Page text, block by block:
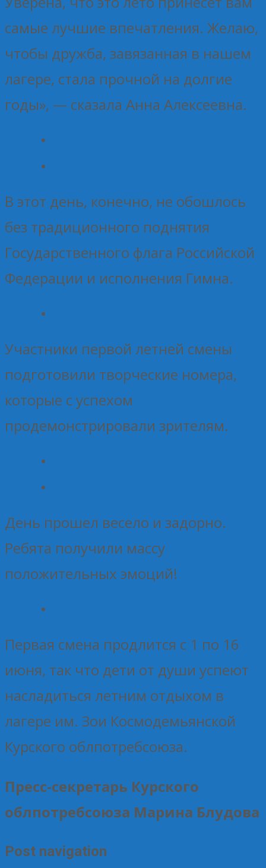
самые лучшие впечатления. Желаю,
чтобы дружба, завязанная в нашем
лагере, стала прочной на долгие
годы», — сказала Анна Алексеевна.
В этот день, конечно, не обошлось
без традиционного поднятия
Государственного флага Российской
Федерации и исполнения Гимна.
Участники первой летней смены
подготовили творческие номера,
которые с успехом
продемонстрировали зрителям.
День прошел весело и задорно.
Ребята получили массу
положительных эмоций!
Первая смена продлится с 1 по 16
июня, так что дети от души успеют
насладиться летним отдыхом в
лагере им. Зои Космодемьянской
Курского облпотребсоюза.
Пресс-секретарь Курского
облпотребсоюза Марина Блудова
Post navigation